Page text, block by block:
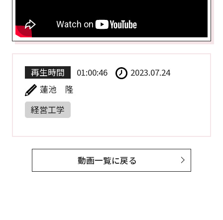
再生時間 01:00:46
2023.07.24
蓮池 隆
経営工学
動画一覧に戻る